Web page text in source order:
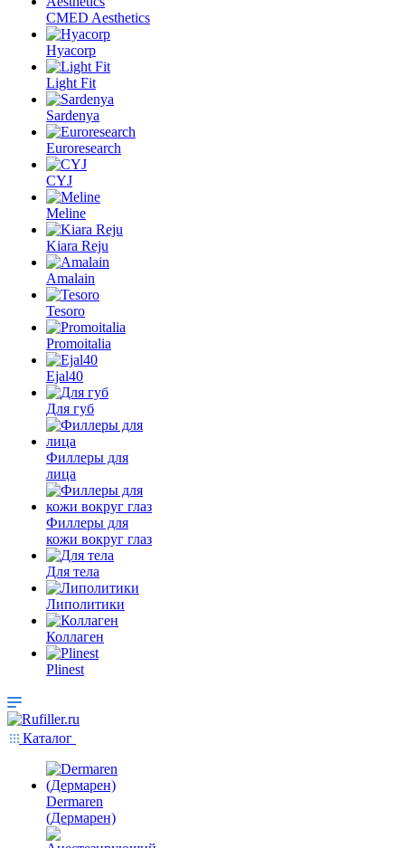
CMED Aesthetics
Hyacorp
Light Fit
Sardenya
Euroresearch
CYJ
Meline
Kiara Reju
Amalain
Tesoro
Promoitalia
Ejal40
Для губ
Филлеры для
лица
Филлеры для
кожи вокруг глаз
Для тела
Липолитики
Коллаген
Plinest
Каталог
Dermaren
(Дермарен)